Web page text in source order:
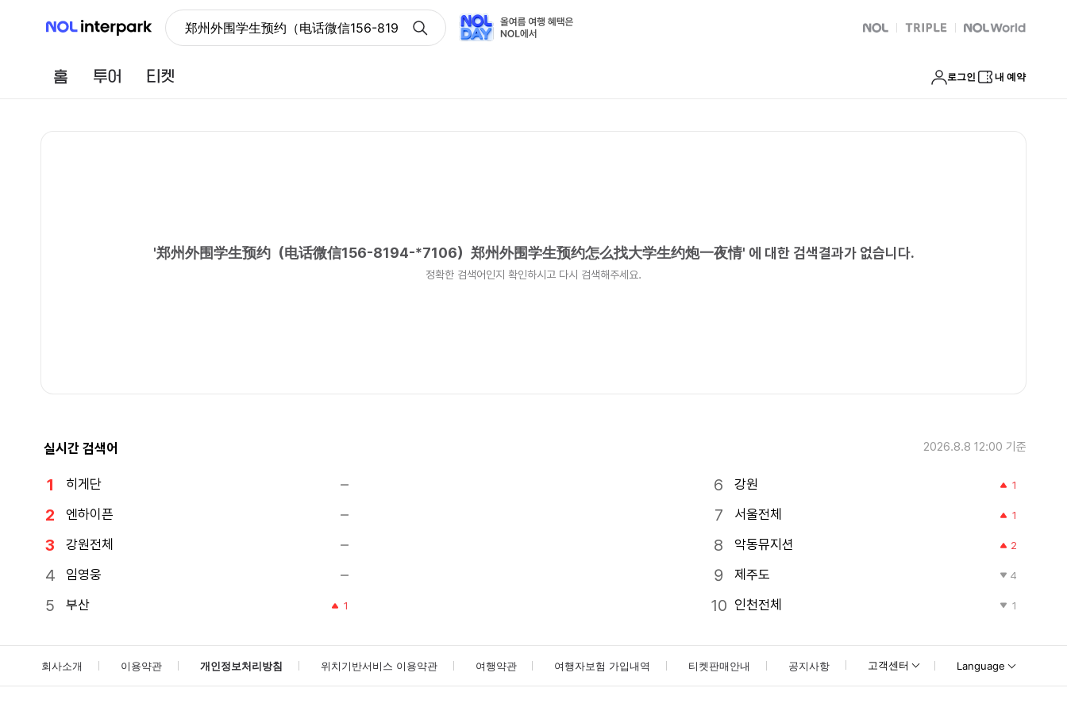
NOL 인터파크 郑州外围学生预约（电话微信156-8194-*7106）郑州外围学生预约怎么找大学生约炮一夜情 NOL 트리플 Global Interpark
홈 투어 로그인 내 예약
'郑州外围学生预约（电话微信156-8194-*7106）郑州外围学生预约怎么找大学生约炮一夜情' 에 대한 검색결과가 없습니다.
정확한 검색어인지 확인하시고 다시 검색해주세요.
실시간 검색어 2026.8.8 12:00 기준
히게단
엔하이픈
강원전체
임영웅
부산
1
강원 1
서울전체 1
악동뮤지션 2
제주도 4
인천전체 1
회사소개 이용약관 개인정보처리방침 위치기반서비스 이용약관 여행약관 여행자보험 가입내역 티켓판매안내 공지사항 고객센터 Language